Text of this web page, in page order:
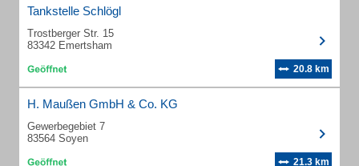
Tankstelle Schlögl
Trostberger Str. 15
83342 Emertsham
20.8 km
H. Maußen GmbH & Co. KG
Gewerbegebiet 7
83564 Soyen
21.3 km